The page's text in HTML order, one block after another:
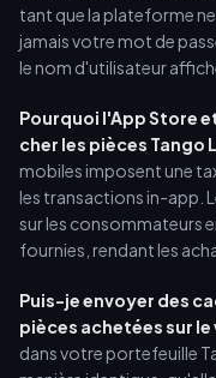
tant que la plateforme
jamais votre mot de
le nom d'utilisateur
Pourquoi l'App Store
cher les pièces Tango
mobiles imposent une
les transactions in-app.
sur les consommateurs
fournies, rendant les
Puis-je envoyer des
pièces achetées sur le
dans votre portefeuille